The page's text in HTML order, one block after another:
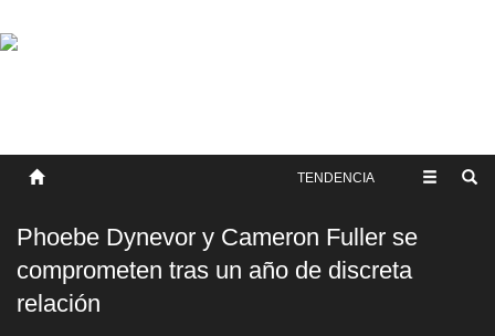
SOBRE NOSOTROS
TENDENCIA
Phoebe Dynevor y Cameron Fuller se
comprometen tras un año de discreta
relación